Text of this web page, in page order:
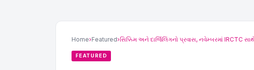
Home›Featured›સિક્કિમ અને દાર્જિલિંગનો પ્રવાસ, નવેમ્બરમાં IRCTC
FEATURED